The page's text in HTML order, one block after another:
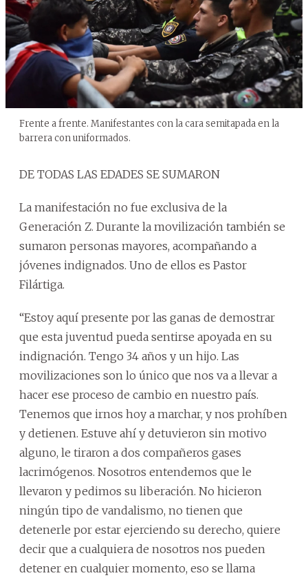
Frente a frente. Manifestantes con la cara semitapada en la
barrera con uniformados.
DE TODAS LAS EDADES SE SUMARON
La manifestación no fue exclusiva de la
Generación Z. Durante la movilización también se
sumaron personas mayores, acompañando a
jóvenes indignados. Uno de ellos es Pastor
Filártiga.
“Estoy aquí presente por las ganas de demostrar
que esta juventud pueda sentirse apoyada en su
indignación. Tengo 34 años y un hijo. Las
movilizaciones son lo único que nos va a llevar a
hacer ese proceso de cambio en nuestro país.
Tenemos que irnos hoy a marchar, y nos prohíben
y detienen. Estuve ahí y detuvieron sin motivo
alguno, le tiraron a dos compañeros gases
lacrimógenos. Nosotros entendemos que le
llevaron y pedimos su liberación. No hicieron
ningún tipo de vandalismo, no tienen que
detenerle por estar ejerciendo su derecho, quiere
decir que a cualquiera de nosotros nos pueden
detener en cualquier momento, eso se llama